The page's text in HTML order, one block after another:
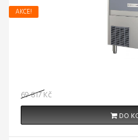
AKCE!
69 817 Kč
DO